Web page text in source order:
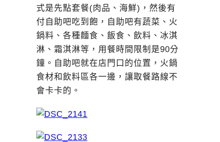
式是先點套餐(肉品、海鮮)，然後有
付自助吧吃到飽，自助吧有蔬菜、火
鍋料、各種麵食、飯食、飲料、冰淇
淋、霜淇淋等，用餐時間限制是90分
鐘。自助吧就在店門口的位置，火鍋
食材和飲料區各一邊，讓取餐路線不
會卡卡的。